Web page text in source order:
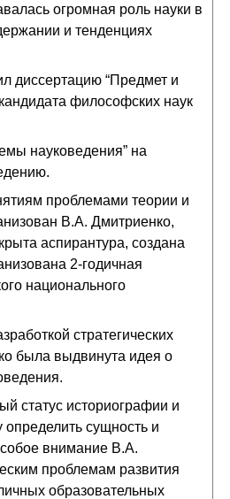
огромная роль науки в
и тенденциях
диссертацию “Предмет и
философских наук
науковедения” на
проблемами теории и
В.А. Дмитриенко,
аспирантура, создана
2-годичная
национального
стратегических
была выдвинута идея о
статус историографии и
сущность и
внимание В.А.
проблемам развития
образовательных